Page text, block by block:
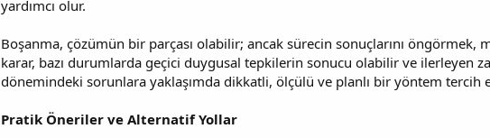
yardımcı olur.
Boşanma, çözümün bir parçası olabilir; ancak sürecin sonuçlarını öngörmek,
karar, bazı durumlarda geçici duygusal tepkilerin sonucu olabilir ve ilerleyen
dönemindeki sorunlara yaklaşımda dikkatli, ölçülü ve planlı bir yöntem tercih
Pratik Öneriler ve Alternatif Yollar